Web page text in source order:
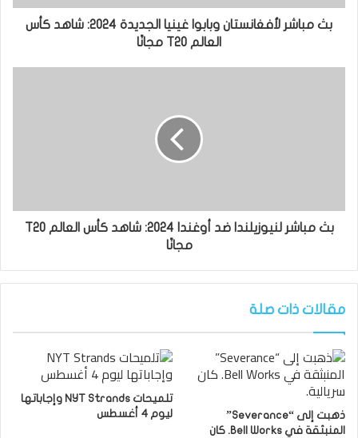
بث مباشر لأفغانستان وبابوا غينيا الجديدة 2024: شاهد كأس
العالم T20 مجانًا
بث مباشر لنيوزيلندا ضد أوغندا 2024: شاهد كأس العالم T20
مجانًا
مقالات ذات صلة
ذهبت إلى “Severance”
المنبثقة في Bell Works. كان
تلميحات NYT Strands وإجاباتها
ليوم 4 أغسطس